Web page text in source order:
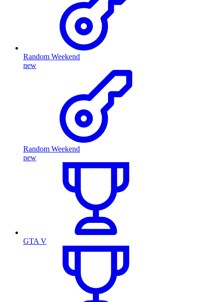
Random Weekend
new
Random Weekend
new
GTA V